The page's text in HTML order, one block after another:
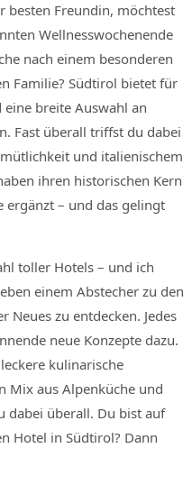
besten Freundin, möchtest
Wellnesswochenende
nach einem besonderen
Familie? Südtirol bietet für
breite Auswahl an
Fast überall triffst du dabei
und italienischem
ihren historischen Kern
ergänzt – und das gelingt
toller Hotels – und ich
einem Abstecher zu den
zu entdecken. Jedes
neue Konzepte dazu.
kulinarische
Mix aus Alpenküche und
dabei überall. Du bist auf
Hotel in Südtirol? Dann